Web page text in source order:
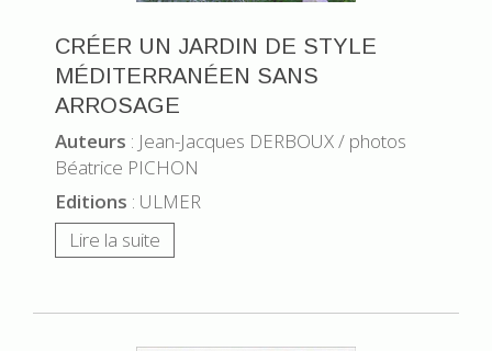
CRÉER UN JARDIN DE STYLE
MÉDITERRANÉEN SANS
ARROSAGE
Auteurs : Jean-Jacques DERBOUX / photos
Béatrice PICHON
Editions : ULMER
Lire la suite